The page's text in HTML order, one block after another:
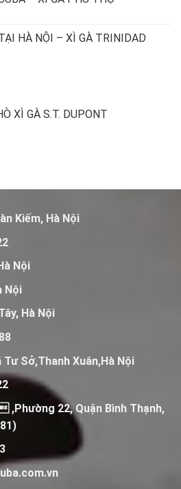
HÀ NỘI – XÌ GÀ TRINIDAD
XÌ GÀ S.T. DUPONT
Kiếm, Hà Nội
Nội
Nội
Hà Nội
Sở,Thanh Xuân,Hà Nội
,Phường 22, Quận Bình Thạnh,